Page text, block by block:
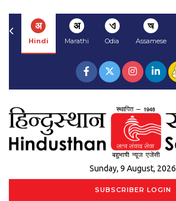
अ
Hindi
अ
Marathi
ଏ
Odia
অ
Assamese
Sunday, 9 August, 2026
SUBSCRIBER LOGIN